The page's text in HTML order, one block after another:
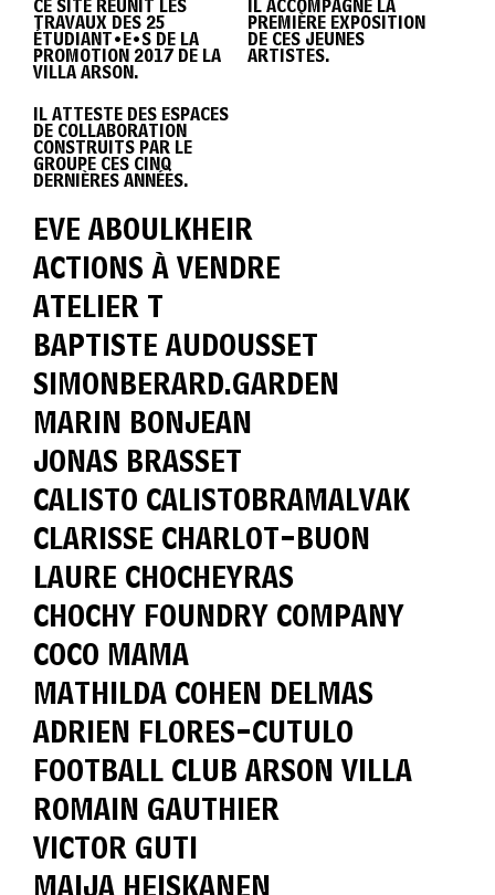
VILLA
ARSON
2017
CE SITE RÉUNIT LES
TRAVAUX DES 25
ÉTUDIANT•E•S DE LA
PROMOTION 2017 DE LA
VILLA ARSON.
IL ACCOMPAGNE LA
PREMIÈRE EXPOSITION
DE CES JEUNES
ARTISTES.
IL ATTESTE DES ESPACES
DE COLLABORATION
CONSTRUITS PAR LE
GROUPE CES CINQ
DERNIÈRES ANNÉES.
EVE ABOULKHEIR
ACTIONS À VENDRE
ATELIER T
BAPTISTE AUDOUSSET
SIMONBERARD.GARDEN
MARIN BONJEAN
JONAS BRASSET
CALISTO CALISTOBRAMALVAK
CLARISSE CHARLOT-BUON
LAURE CHOCHEYRAS
CHOCHY FOUNDRY COMPANY
COCO MAMA
MATHILDA COHEN DELMAS
ADRIEN FLORES-CUTULO
FOOTBALL CLUB ARSON VILLA
ROMAIN GAUTHIER
VICTOR GUTI
MAIJA HEISKANEN